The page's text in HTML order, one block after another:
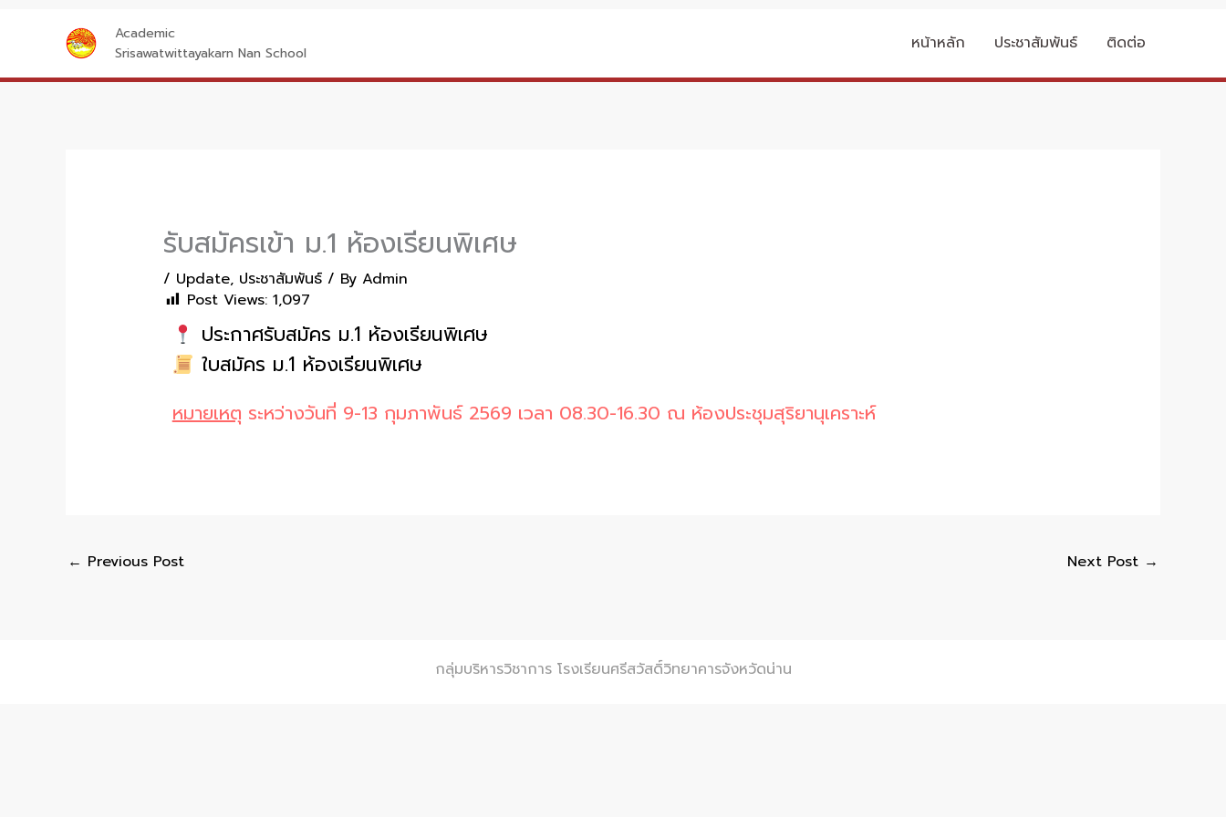
Academic
Srisawatwittayakarn Nan School
หน้าหลัก ประชาสัมพันธ์ ติดต่อ
รับสมัครเข้า ม.1 ห้องเรียนพิเศษ
/ Update, ประชาสัมพันธ์/ By Admin
Post Views: 1,097
ประกาศรับสมัคร ม.1 ห้องเรียนพิเศษ
ใบสมัคร ม.1 ห้องเรียนพิเศษ
หมายเหตุ ระหว่างวันที่ 9-13 กุมภาพันธ์ 2569 เวลา 08.30-16.30 ณ ห้องประชุมสุริยานุเคราะห์
← Previous Post Next Post →
กลุ่มบริหารวิชาการ โรงเรียนศรีสวัสดิ์วิทยาคารจังหวัดน่าน